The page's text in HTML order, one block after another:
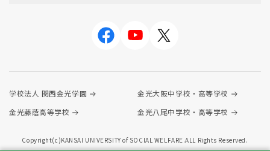
学校法人 関西金光学園
金光大阪中学校・高等学校
金光藤蔭高等学校
金光八尾中学校・高等学校
Copyright(c)KANSAI UNIVERSITY of SOCIAL WELFARE.ALL Rights Reserved.